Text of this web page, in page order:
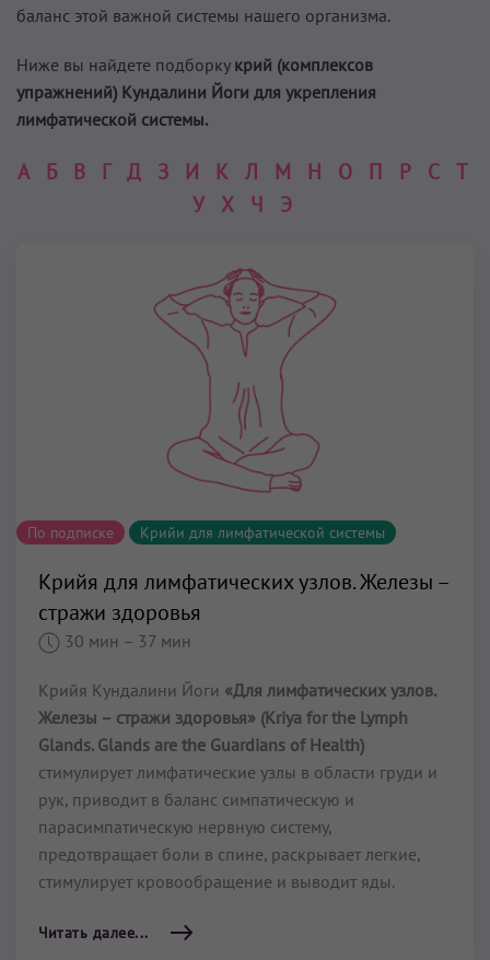
баланс этой важной системы нашего организма.
Ниже вы найдете подборку крий (комплексов
упражнений) Кундалини Йоги для укрепления
лимфатической системы.
А Б В Г Д З И К Л М Н О П Р С Т
У Х Ч Э
По подписке Крийи для лимфатической системы
Крийя для лимфатических узлов. Железы –
стражи здоровья
30 мин – 37 мин
Крийя Кундалини Йоги «Для лимфатических узлов.
Железы – стражи здоровья» (Kriya for the Lymph
Glands. Glands are the Guardians of Health)
стимулирует лимфатические узлы в области груди и
рук, приводит в баланс симпатическую и
парасимпатическую нервную систему,
предотвращает боли в спине, раскрывает легкие,
стимулирует кровообращение и выводит яды.
Читать далее...